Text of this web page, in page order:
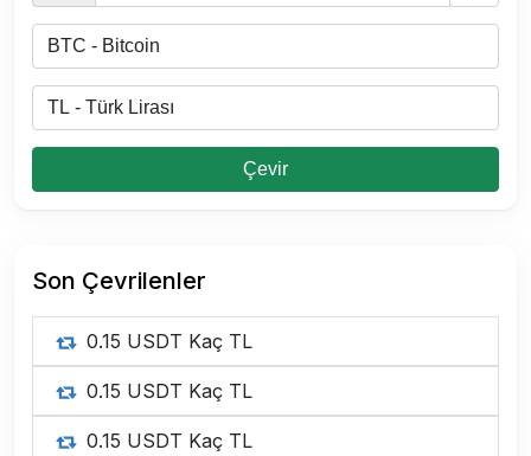
Çevir
Son Çevrilenler
0.15 USDT Kaç TL
0.15 USDT Kaç TL
0.15 USDT Kaç TL